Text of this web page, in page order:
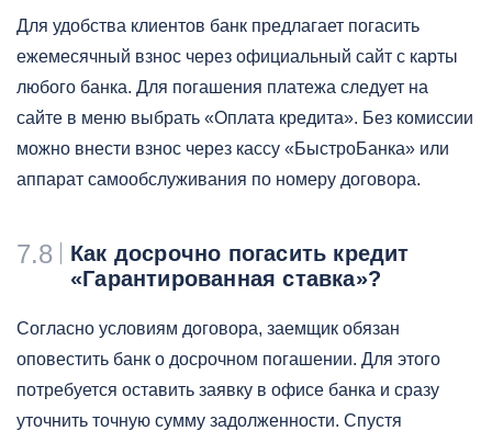
Для удобства клиентов банк предлагает погасить
ежемесячный взнос через официальный сайт с карты
любого банка. Для погашения платежа следует на
сайте в меню выбрать «Оплата кредита». Без комиссии
можно внести взнос через кассу «БыстроБанка» или
аппарат самообслуживания по номеру договора.
7.8
Как досрочно погасить кредит
«Гарантированная ставка»?
Согласно условиям договора, заемщик обязан
оповестить банк о досрочном погашении. Для этого
потребуется оставить заявку в офисе банка и сразу
уточнить точную сумму задолженности. Спустя